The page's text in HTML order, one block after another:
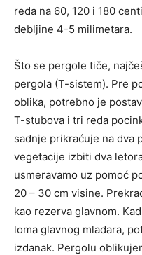
reda na 60, 120 i 180
debljine 4-5 milimetara.
Što se pergole tiče,
pergola (T-sistem). Pre
oblika, potrebno je
T-stubova i tri reda
sadnje prikraćuje na dva
vegetacije izbiti dva
usmeravamo uz pomoć
20 – 30 cm visine.
kao rezerva glavnom.
loma glavnog mladara,
izdanak. Pergolu